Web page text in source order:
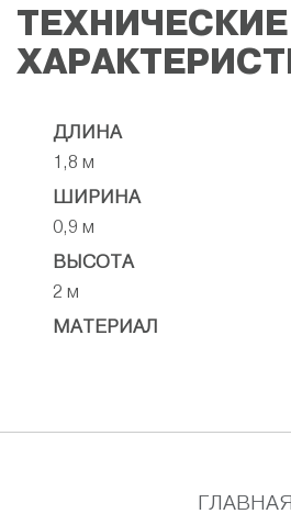
ТЕХНИЧЕСКИЕ
ДЛИНА
1,8 м
ШИРИНА
0,9 м
ВЫСОТА
2 м
МАТЕРИАЛ
ГЛАВНАЯ